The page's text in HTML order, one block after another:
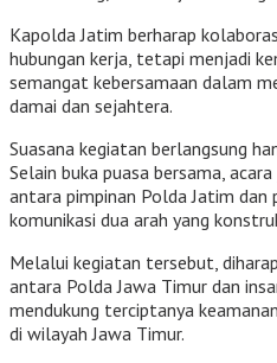
Kapolda Jatim berharap
hubungan kerja, tetapi menjadi
semangat kebersamaan dalam
damai dan sejahtera.
Suasana kegiatan berlangsung
Selain buka puasa bersama,
antara pimpinan Polda Jatim
komunikasi dua arah yang
Melalui kegiatan tersebut,
antara Polda Jawa Timur dan
mendukung terciptanya
di wilayah Jawa Timur.